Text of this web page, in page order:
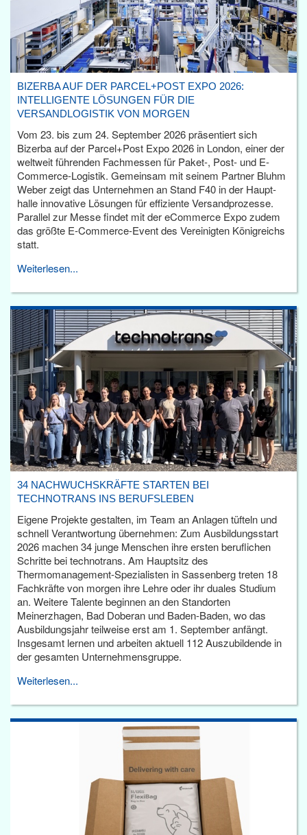
BIZERBA AUF DER PARCEL+POST EXPO 2026:
INTELLIGENTE LÖSUNGEN FÜR DIE
VERSANDLOGISTIK VON MORGEN
Vom 23. bis zum 24. September 2026 präsentiert sich
Bizerba auf der Parcel+Post Expo 2026 in London, einer der
weltweit führenden Fachmessen für Paket-, Post- und E-
Commerce-Logistik. Gemeinsam mit seinem Partner Bluhm
Weber zeigt das Unternehmen an Stand F40 in der Haupt­
halle innovative Lösungen für effiziente Versandprozesse.
Parallel zur Messe findet mit der eCommerce Expo zudem
das größte E-Commerce-Event des Vereinigten Königreichs
statt.
Weiterlesen...
34 NACHWUCHSKRÄFTE STARTEN BEI
TECHNOTRANS INS BERUFSLEBEN
Eigene Projekte gestalten, im Team an Anlagen tüfteln und
schnell Verantwortung übernehmen: Zum Ausbildungsstart
2026 machen 34 junge Menschen ihre ersten beruflichen
Schritte bei technotrans. Am Hauptsitz des
Thermomanagement-Spezialisten in Sassenberg treten 18
Fachkräfte von morgen ihre Lehre oder ihr duales Studium
an. Weitere Talente beginnen an den Standorten
Meinerzhagen, Bad Doberan und Baden-Baden, wo das
Ausbildungsjahr teilweise erst am 1. September anfängt.
Insgesamt lernen und arbeiten aktuell 112 Auszubildende in
der gesamten Unternehmensgruppe.
Weiterlesen...